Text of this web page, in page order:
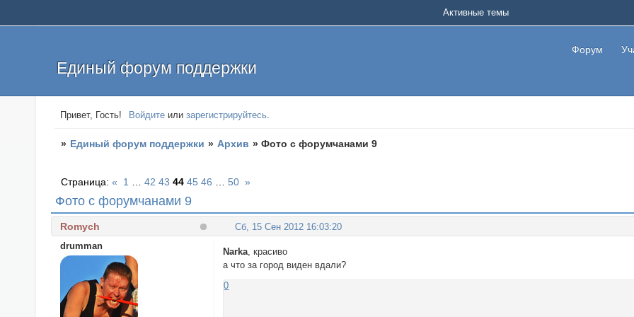
Единый форум поддержки
Форум
Активные темы
Привет, Гость! Войдите илизарегистрируйтесь.
» Единый форум поддержки » Архив »Фото с форумчанами 9
Фото с форумчанами 9
Страница:« 1 42 43 44 45 46 50 »
Сб, 15 Сен 2012 16:03:20
Romych
drumman
Narka , красиво
а что за город виден вдали?
0